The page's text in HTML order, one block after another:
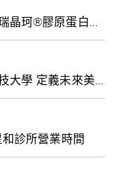
晶珂®膠原蛋白植
大學 定義未來美
產學共育模式 串
診所營業時間